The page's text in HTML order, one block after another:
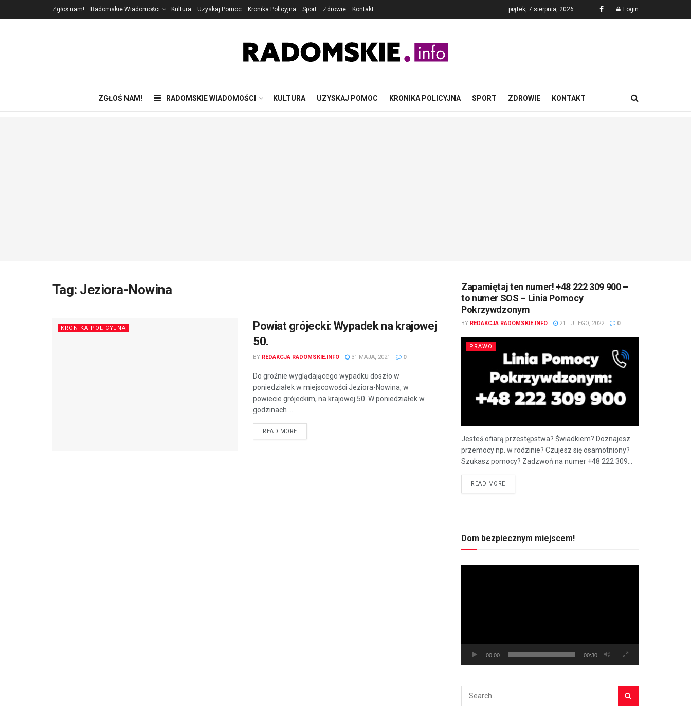
Zgłoś nam! Radomskie Wiadomości Kultura Uzyskaj Pomoc Kronika Policyjna Sport Zdrowie Kontakt piątek, 7 sierpnia, 2026 Login
ZGŁOŚ NAM! RADOMSKIE WIADOMOŚCI KULTURA UZYSKAJ POMOC KRONIKA POLICYJNA SPORT ZDROWIE KONTAKT
Tag: Jeziora-Nowina
KRONIKA POLICYJNA
Powiat grójecki: Wypadek na krajowej
50.
BY REDAKCJA RADOMSKIE.INFO 31 MAJA, 2021 0
Do groźnie wyglądającego wypadku doszło w
poniedziałek w miejscowości Jeziora-Nowina, w
powiecie grójeckim, na krajowej 50. W poniedziałek w
godzinach ...
READ MORE
Zapamiętaj ten numer! +48 222 309 900 –
to numer SOS – Linia Pomocy
Pokrzywdzonym
BY REDAKCJA RADOMSKIE.INFO 21 LUTEGO, 2022 0
PRAWO
Jesteś ofiarą przestępstwa? Świadkiem? Doznajesz
przemocy np. w rodzinie? Czujesz się osamotniony?
Szukasz pomocy? Zadzwoń na numer +48 222 309...
READ MORE
Dom bezpiecznym miejscem!
00:00 00:30